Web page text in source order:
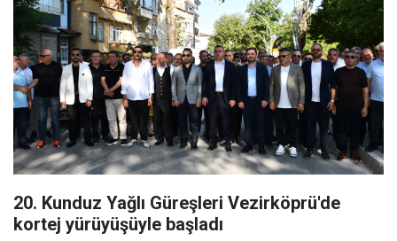
20. Kunduz Yağlı Güreşleri Vezirköprü'de
kortej yürüyüşüyle başladı